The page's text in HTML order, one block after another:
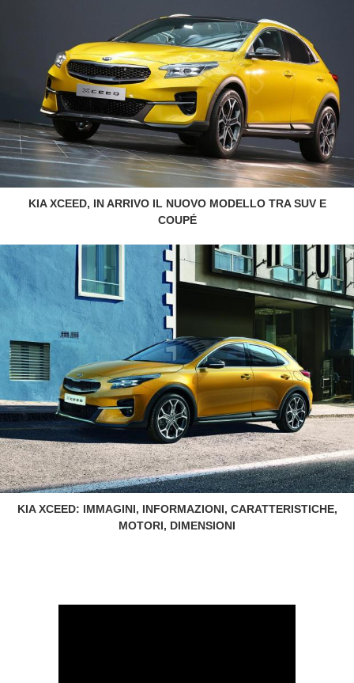
KIA XCEED, IN ARRIVO IL NUOVO MODELLO TRA SUV E
COUPÉ
KIA XCEED: IMMAGINI, INFORMAZIONI, CARATTERISTICHE,
MOTORI, DIMENSIONI